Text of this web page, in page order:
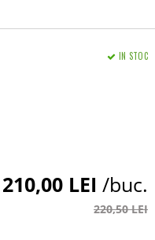
IN STOC
210,00 LEI /buc.
220,50 LEI